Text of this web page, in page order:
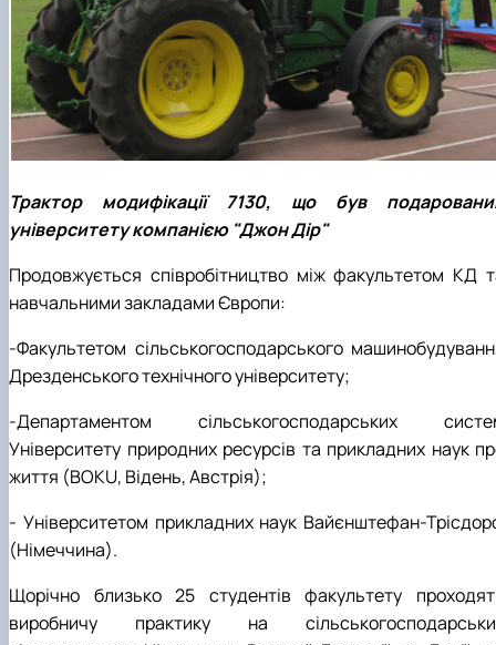
Трактор модифікації 7130, що був
університету компанією "Джон Дір"
Продовжується співробітництво між факультетом КД
навчальними закладами Європи:
‑Факультетом сільськогосподарського
Дрезденського технічного університету;
‑Департаментом сільськогосподарських
Університету природних ресурсів та прикладних наук
життя (BOKU, Відень, Австрія);
‑ Університетом прикладних наук Вайєнштефан-
(Німеччина).
Щорічно близько 25 студентів факультету
виробничу практику на